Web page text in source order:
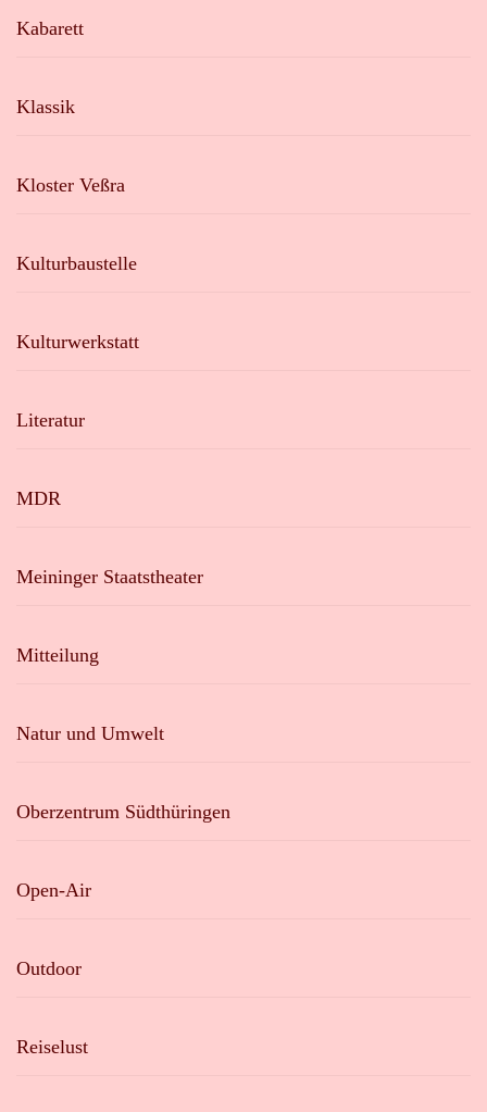
Kabarett
Klassik
Kloster Veßra
Kulturbaustelle
Kulturwerkstatt
Literatur
MDR
Meininger Staatstheater
Mitteilung
Natur und Umwelt
Oberzentrum Südthüringen
Open-Air
Outdoor
Reiselust